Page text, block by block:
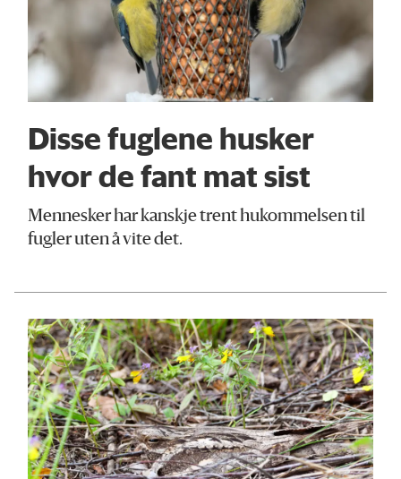
Disse fuglene husker
hvor de fant mat sist
Mennesker har kanskje trent hukommelsen til
fugler uten å vite det.